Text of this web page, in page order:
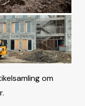
om